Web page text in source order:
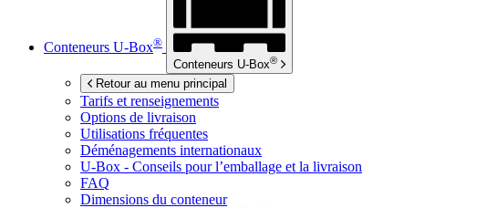
Conteneurs U-Box®
Conteneurs U-Box®
Retour au menu principal
Tarifs et renseignements
Options de livraison
Utilisations fréquentes
Déménagements internationaux
U-Box - Conseils pour l’emballage et la livraison
FAQ
Dimensions du conteneur